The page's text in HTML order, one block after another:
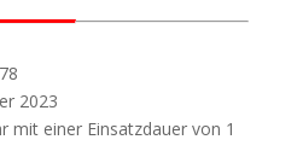
2023
mit einer Einsatzdauer von 1